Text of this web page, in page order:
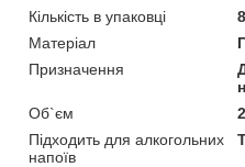
Кількість в упаковці
Матеріал
Призначення
Об`єм
Підходить для алкогольних
напоїв